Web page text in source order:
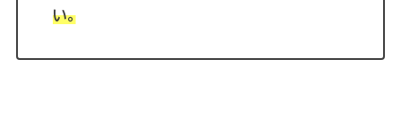
い。